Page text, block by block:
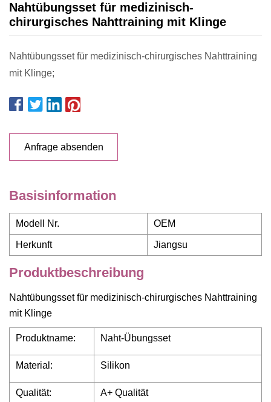
Nahtübungsset für medizinisch-
chirurgisches Nahttraining mit Klinge
Nahtübungsset für medizinisch-chirurgisches Nahttraining
mit Klinge;
Anfrage absenden
Basisinformation
Modell Nr. OEM
Herkunft Jiangsu
Produktbeschreibung
Nahtübungsset für medizinisch-chirurgisches Nahttraining
mit Klinge
Produktname: Naht-Übungsset
Material: Silikon
Qualität: A+ Qualität